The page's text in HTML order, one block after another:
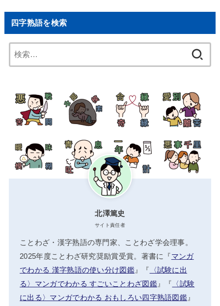
四字熟語を検索
索:
北澤篤史
サイト責任者
ことわざ・漢字熟語の専門家、ことわざ学会理事。
2025年度ことわざ研究奨励賞受賞。著書に『マンガ
でわかる 漢字熟語の使い分け図鑑』『 〈試験に出
る〉マンガでわかる すごいことわざ図鑑』『 〈試験
に出る〉マンガでわかる おもしろい四字熟語図鑑 』